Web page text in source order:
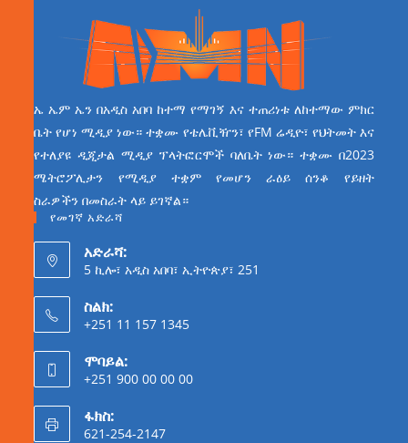
ኤ ኤም ኤን በአዲስ አበባ ከተማ የማገኝ እና ተጠሪነቱ ለከተማው ምክር
ቤት የሆነ ሚዲያ ነው። ተቋሙ የቴሌቪዥን፣ የFM ሬዲዮ፣ የህትመት እና
የተለያዩ ዲጂታል ሚዲያ ፕላትፎርሞች ባለቤት ነው። ተቋሙ በ2023
ሜትሮፖሊታን የሚዲያ ተቋም የመሆን ራዕይ ሰንቆ የይዘት
ስራዎችን በመስራት ላይ ይገኛል።
የመገኛ አድራሻ
አድራሻ:
5 ኪሎ፣ አዲስ አበባ፣ ኢትዮጵያ፣ 251
ስልክ:
+251 11 157 1345
ሞባይል:
+251 900 00 00 00
ፋክስ:
621-254-2147